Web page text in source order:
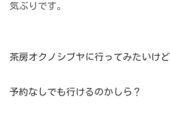
気ぶりです。
茶房オクノシブヤに行ってみたいけど
予約なしでも行けるのかしら？